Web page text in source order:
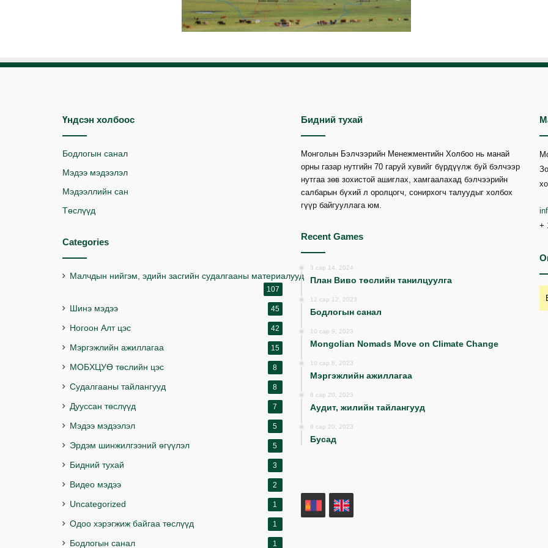
Үндсэн холбоос
Бодлогын санал
Мэдээ мэдээлэл
Мэдээллийн сан
Төслүүд
Categories
Малчдын нийгэм, эдийн засгийн судалгааны материалууд
107
Шинэ мэдээ 45
Ногоон Алт цэс 42
Мэргэжлийн ажиллагаа 15
МОБХЦУӨ төслийн цэс 8
Судалгааны тайлангууд 8
Дууссан төслүүд 7
Мэдээ мэдээлэл 5
Эрдэм шинжилгээний өгүүлэл 5
Бидний тухай 3
Видео мэдээ 2
Uncategorized 1
Одоо хэрэгжиж байгаа төслүүд 1
Бодлогын санал 1
Бидний тухай
Монголын Бэлчээрийн Менежментийн Холбоо нь манай
орны газар нутгийн 70 гаруй хувийг бүрдүүлж буй бэлчээр
нутгаа зөв зохистой ашиглах, хамгаалахад бэлчээрийн
салбарын бүхий л оролцогч, сонирхогч талуудыг холбох
гүүр байгууллага юм.
Recent Games
3 сар 14, 2024
План Виво төслийн танилцуулга
12 сар 12, 2023
Бодлогын санал
10 сар 9, 2023
Mongolian Nomads Move on Climate Change
10 сар 8, 2023
Мэргэжлийн ажиллагаа
8 сар 20, 2023
Аудит, жилийн тайлангууд
8 сар 20, 2023
Бусад
MN
+